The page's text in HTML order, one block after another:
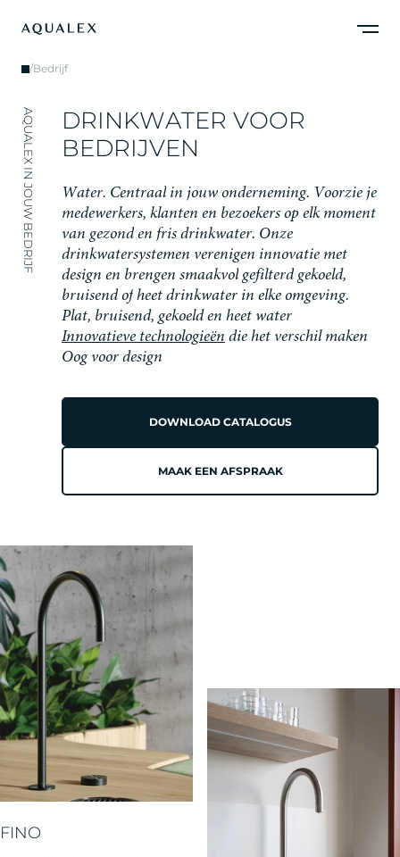
/Bedrijf
AQUALEX IN JOUW BEDRIJF DRINKWATER VOOR
BEDRIJVEN
Water. Centraal in jouw onderneming. Voorzie je
medewerkers, klanten en bezoekers op elk moment
van gezond en fris drinkwater. Onze
drinkwatersystemen verenigen innovatie met
design en brengen smaakvol gefilterd gekoeld,
bruisend of heet drinkwater in elke omgeving.
Plat, bruisend, gekoeld en heet water
Innovatieve technologieën die het verschil maken
Oog voor design
DOWNLOAD CATALOGUS
MAAK EEN AFSPRAAK
FINO